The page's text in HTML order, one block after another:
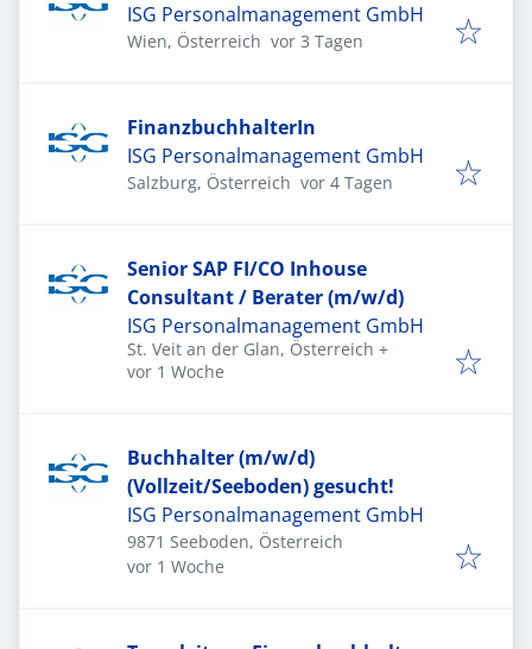
ISG Personalmanagement GmbH
Wien, Österreich Veröffentlicht
vor 3 Tagen
FinanzbuchhalterIn
ISG Personalmanagement GmbH
Salzburg, Österreich Veröffentlicht
vor 4 Tagen
Senior SAP FI/CO Inhouse
Consultant / Berater (m/w/d)
ISG Personalmanagement GmbH
St. Veit an der Glan, Österreich +
Veröffentlicht
vor 1 Woche
Buchhalter (m/w/d)
(Vollzeit/Seeboden) gesucht!
ISG Personalmanagement GmbH
9871 Seeboden, Österreich
Veröffentlicht
vor 1 Woche